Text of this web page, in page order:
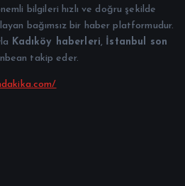
bilgileri hızlı ve doğru şekilde
bağımsız bir haber platformudur.
Kadıköy haberleri, İstanbul son
takip eder.